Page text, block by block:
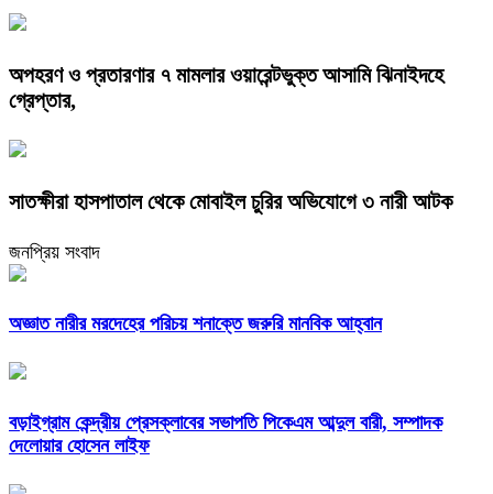
অপহরণ ও প্রতারণার ৭ মামলার ওয়ারেন্টভুক্ত আসামি ঝিনাইদহে
গ্রেপ্তার,
সাতক্ষীরা হাসপাতাল থেকে মোবাইল চুরির অভিযোগে ৩ নারী আটক
জনপ্রিয় সংবাদ
অজ্ঞাত নারীর মরদেহের পরিচয় শনাক্তে জরুরি মানবিক আহ্বান
বড়াইগ্রাম কেন্দ্রীয় প্রেসক্লাবের সভাপতি পিকেএম আব্দুল বারী, সম্পাদক
দেলোয়ার হোসেন লাইফ